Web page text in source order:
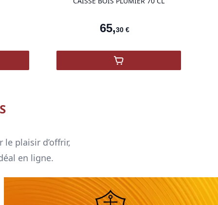
Di Saschira Luxardo
65,30 €
,Morin Hors d'Âge caisse
plaisir d’offrir,
en ligne.